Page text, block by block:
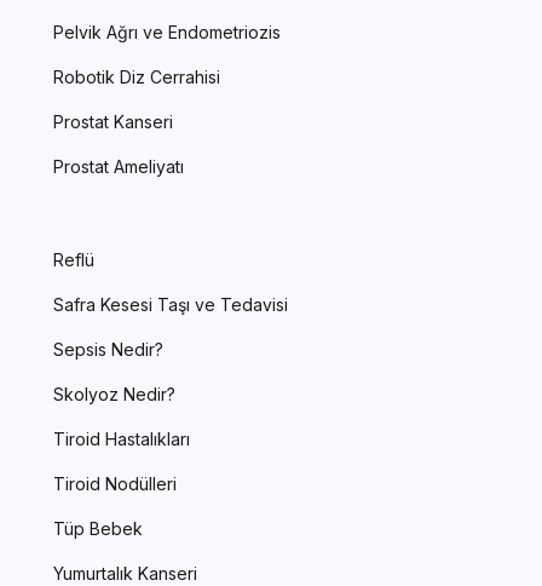
Pelvik Ağrı ve Endometriozis
Robotik Diz Cerrahisi
Prostat Kanseri
Prostat Ameliyatı
Reflü
Safra Kesesi Taşı ve Tedavisi
Sepsis Nedir?
Skolyoz Nedir?
Tiroid Hastalıkları
Tiroid Nodülleri
Tüp Bebek
Yumurtalık Kanseri